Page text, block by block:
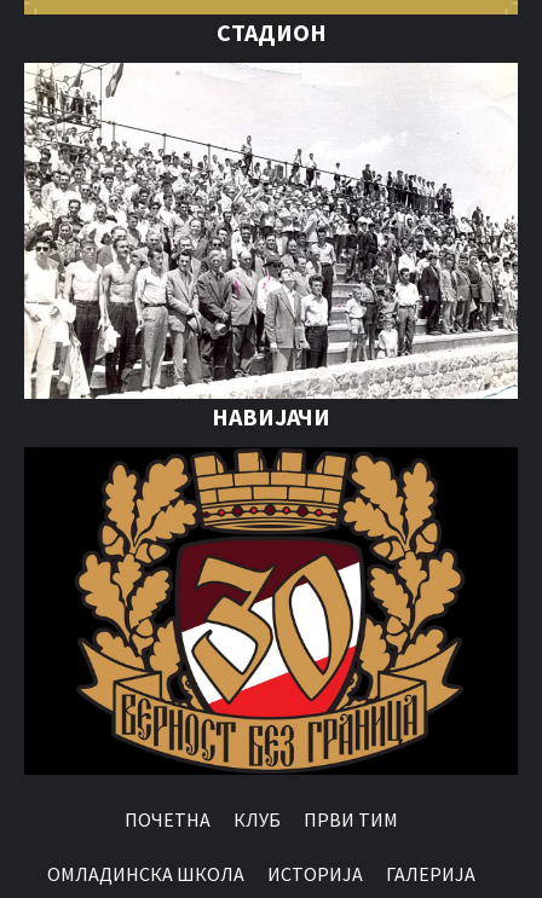
СТАДИОН
НАВИЈАЧИ
ПОЧЕТНА КЛУБ ПРВИ ТИМ
OМЛАДИНСКА ШКОЛА ИСТОРИЈА ГАЛЕРИЈА